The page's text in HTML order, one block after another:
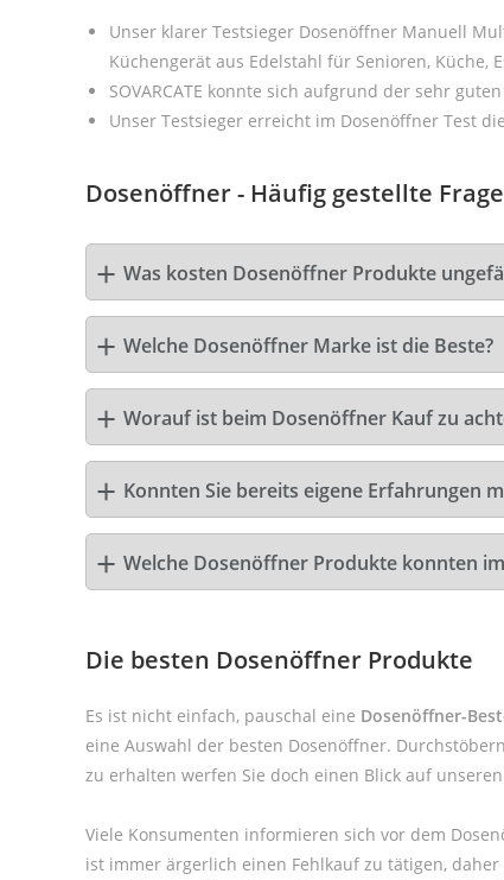
Unser klarer Testsieger Dosenöffner Manuell
Küchengerät aus Edelstahl für Senioren, Küche,
SOVARCATE konnte sich aufgrund der sehr
Unser Testsieger erreicht im Dosenöffner Test die
Dosenöffner - Häufig gestellte
Was kosten Dosenöffner Produkte
Welche Dosenöffner Marke ist die Beste?
Worauf ist beim Dosenöffner Kauf zu
Konnten Sie bereits eigene Erfahrungen
Welche Dosenöffner Produkte konnten
Die besten Dosenöffner Produkte
Es ist nicht einfach, pauschal eine Dosenöffner-
eine Auswahl der besten Dosenöffner.
zu erhalten werfen Sie doch einen Blick auf unseren
Viele Konsumenten informieren sich vor dem
ist immer ärgerlich einen Fehlkauf zu tätigen,